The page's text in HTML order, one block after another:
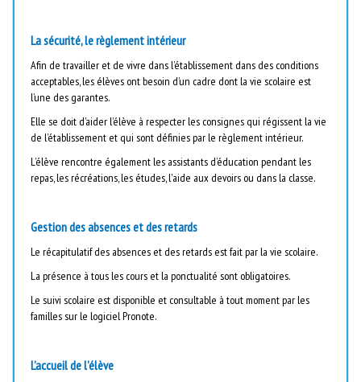
La sécurité, le règlement intérieur
Afin de travailler et de vivre dans l’établissement dans des conditions
acceptables, les élèves ont besoin d’un cadre dont la vie scolaire est
l’une des garantes.
Elle se doit d’aider l’élève à respecter les consignes qui régissent la vie
de l’établissement et qui sont définies par le règlement intérieur.
L’élève rencontre également les assistants d’éducation pendant les
repas, les récréations, les études, l'aide aux devoirs ou dans la classe.
Gestion des absences et des retards
Le récapitulatif des absences et des retards est fait par la vie scolaire.
La présence à tous les cours et la ponctualité sont obligatoires.
Le suivi scolaire est disponible et consultable à tout moment par les
familles sur le logiciel Pronote.
L’accueil de l’élève